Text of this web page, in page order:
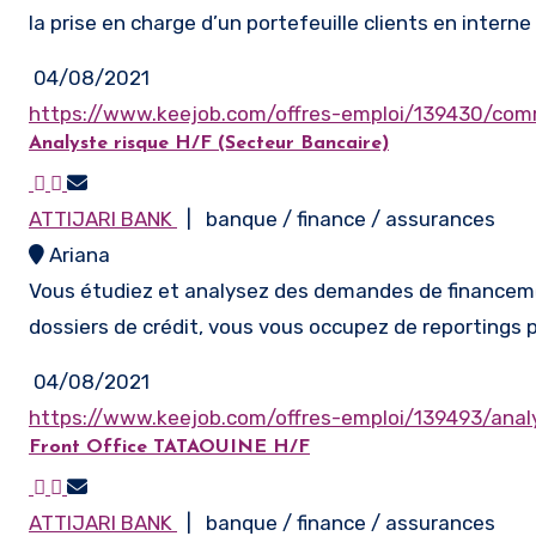
la prise en charge d’un portefeuille clients en
04/08/2021
https://www.keejob.com/offres-emploi/139430/
Analyste risque H/F (Secteur Bancaire)
ATTIJARI BANK
| banque / finance / assurances
Ariana
Vous étudiez et analysez des demandes de
dossiers de crédit, vous vous occupez de reportings
04/08/2021
https://www.keejob.com/offres-emploi/139493/
Front Office TATAOUINE H/F
ATTIJARI BANK
| banque / finance / assurances